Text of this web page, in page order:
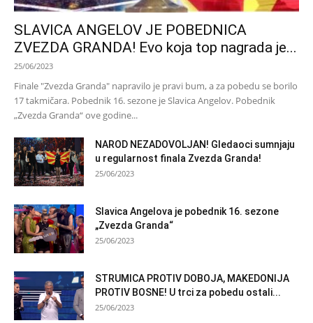
SLAVICA ANGELOV JE POBEDNICA
ZVEZDA GRANDA! Evo koja top nagrada je...
25/06/2023
Finale "Zvezda Granda" napravilo je pravi bum, a za pobedu se borilo
17 takmičara. Pobednik 16. sezone je Slavica Angelov. Pobednik
„Zvezda Granda“ ove godine...
NAROD NEZADOVOLJAN! Gledaoci sumnjaju
u regularnost finala Zvezda Granda!
25/06/2023
Slavica Angelova je pobednik 16. sezone
„Zvezda Granda“
25/06/2023
STRUMICA PROTIV DOBOJA, MAKEDONIJA
PROTIV BOSNE! U trci za pobedu ostali...
25/06/2023